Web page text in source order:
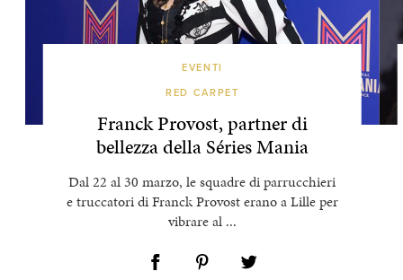
EVENTI
RED CARPET
Franck Provost, partner di
bellezza della Séries Mania
Dal 22 al 30 marzo, le squadre di parrucchieri
e truccatori di Franck Provost erano a Lille per
vibrare al ...